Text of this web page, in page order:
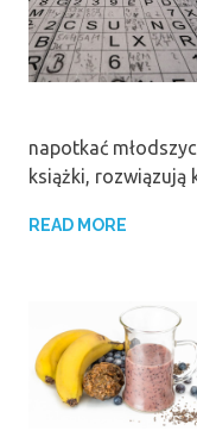
napotkać
książki,
READ MORE